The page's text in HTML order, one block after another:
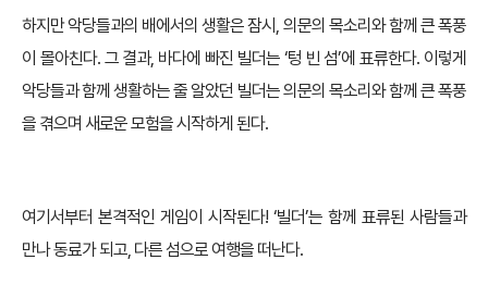
하지만 악당들과의 배에서의 생활은 잠시, 의문의 목소리와 함께 큰 폭풍
이 몰아친다. 그 결과, 바다에 빠진 빌더는 ‘텅 빈 섬’에 표류한다. 이렇게
악당들과 함께 생활하는 줄 알았던 빌더는 의문의 목소리와 함께 큰 폭풍
을 겪으며 새로운 모험을 시작하게 된다.
여기서부터 본격적인 게임이 시작된다! ‘빌더’는 함께 표류된 사람들과
만나 동료가 되고, 다른 섬으로 여행을 떠난다.